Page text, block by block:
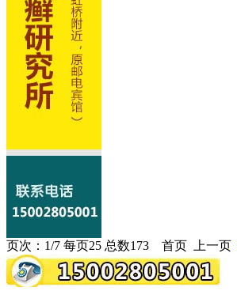
页次：1/7 每页25 总数173 首页 上一页